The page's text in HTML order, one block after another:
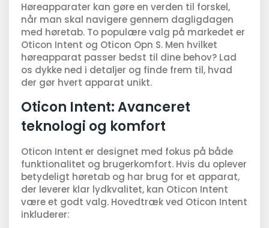
Høreapparater kan gøre en verden til forskel,
når man skal navigere gennem dagligdagen
med høretab. To populære valg på markedet er
Oticon Intent og Oticon Opn S. Men hvilket
høreapparat passer bedst til dine behov? Lad
os dykke ned i detaljer og finde frem til, hvad
der gør hvert apparat unikt.
Oticon Intent: Avanceret
teknologi og komfort
Oticon Intent er designet med fokus på både
funktionalitet og brugerkomfort. Hvis du oplever
betydeligt høretab og har brug for et apparat,
der leverer klar lydkvalitet, kan Oticon Intent
være et godt valg. Hovedtræk ved Oticon Intent
inkluderer: